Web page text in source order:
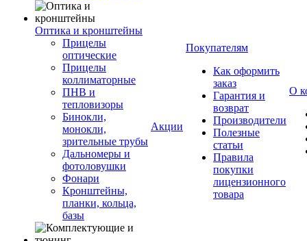
Оптика и кронштейны
Прицелы
оптические
Прицелы
коллиматорные
ПНВ и
тепловизоры
Бинокли,
монокли,
зрительные трубы
Дальномеры и
фотоловушки
Фонари
Кронштейны,
планки, кольца,
базы
Акции
Покупателям
Как оформить
заказ
Гарантия и
возврат
Производители
Полезные
статьи
Правила
покупки
лицензионного
товара
О